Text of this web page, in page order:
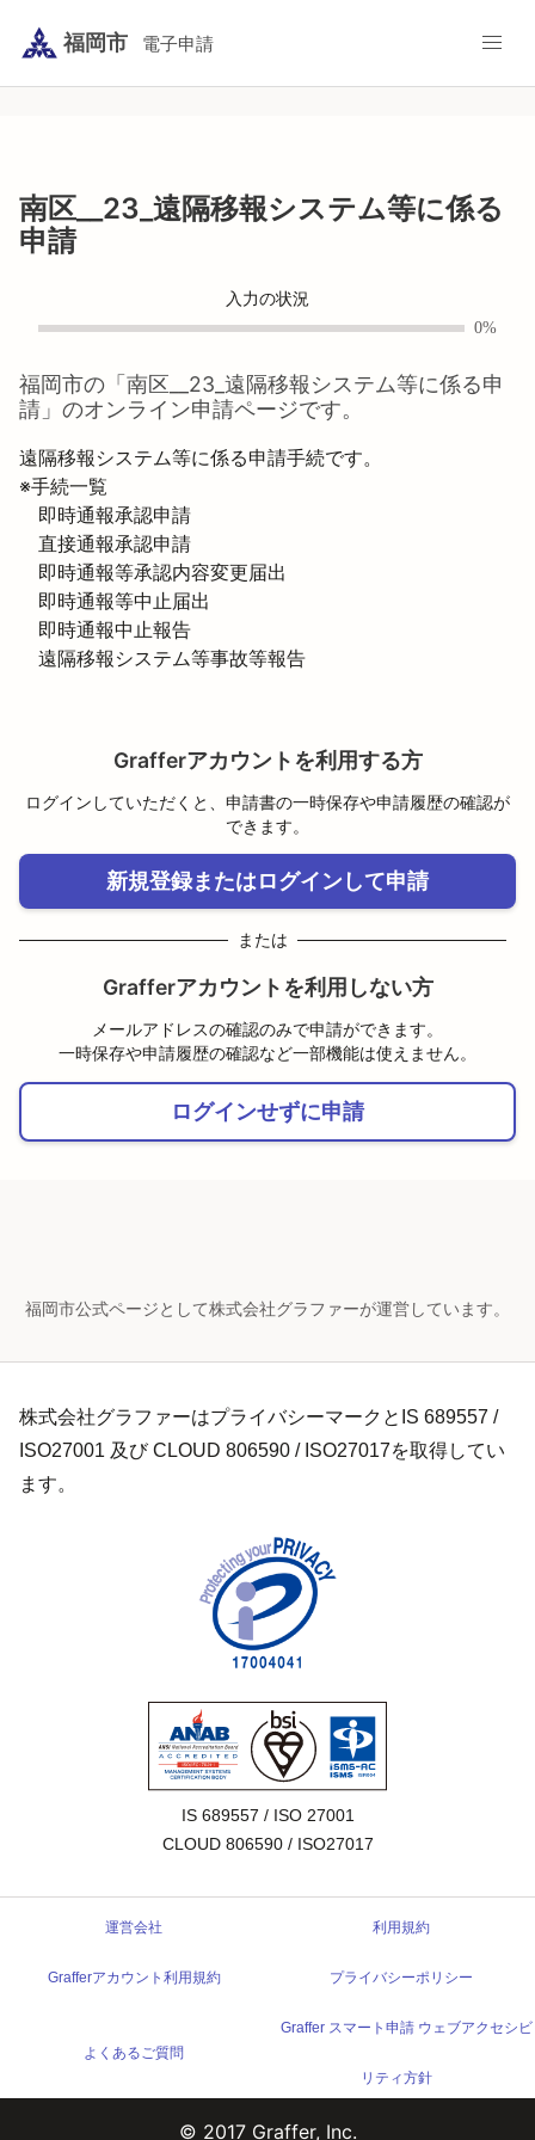
福岡市 電子申請
南区__23_遠隔移報システム等に係る
申請
入力の状況
0%
福岡市の「 南区__23_遠隔移報システム等に係る申
請 」のオンライン申請ページです。
遠隔移報システム等に係る申請手続です。
※手続一覧
即時通報承認申請
直接通報承認申請
即時通報等承認内容変更届出
即時通報等中止届出
即時通報中止報告
遠隔移報システム等事故等報告
Grafferアカウントを利用する方
ログインしていただくと、申請書の一時保存や申請履歴の確認が
できます。
新規登録またはログインして申請
または
Grafferアカウントを利用しない方
メールアドレスの確認のみで申請ができます。
一時保存や申請履歴の確認など一部機能は使えません。
ログインせずに申請
福岡市公式ページとして株式会社グラファーが運営しています。
株式会社グラファーはプライバシーマークとIS 689557 /
ISO27001 及び CLOUD 806590 / ISO27017を取得してい
ます。
IS 689557 / ISO 27001
CLOUD 806590 / ISO27017
運営会社 利用規約
Grafferアカウント利用規約 プライバシーポリシー
よくあるご質問
Graffer スマート申請 ウェブアクセシビ
リティ方針
© 2017 Graffer, Inc.